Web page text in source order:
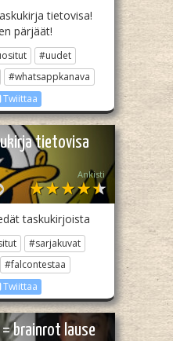
tietovisa!
pärjäät!
#uudet
#whatsappkanava
Twiittaa
tietovisa
Ankisti
taskukirjoista
#sarjakuvat
#falcontestaa
Twiittaa
brainrot lause